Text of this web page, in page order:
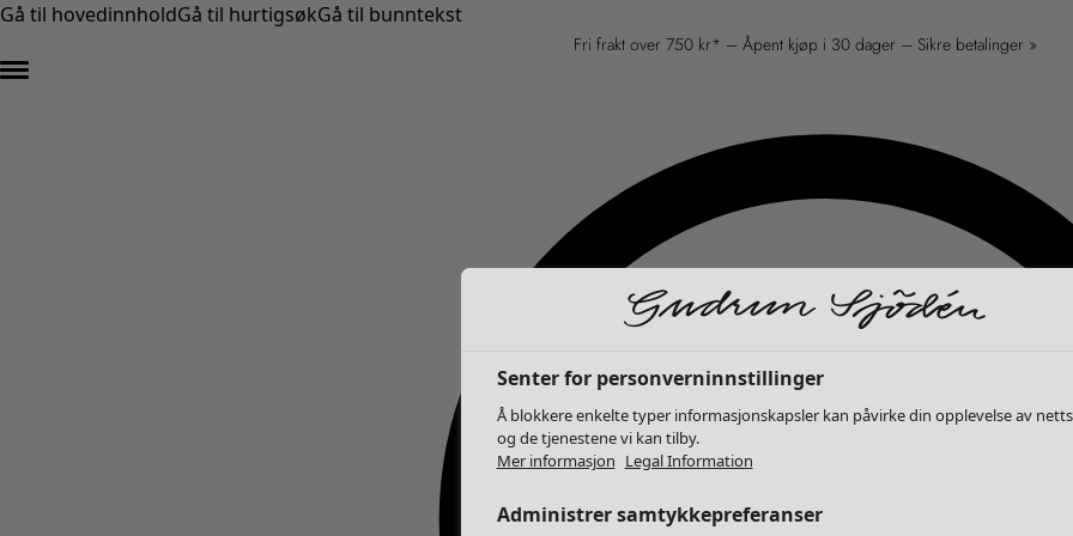
Gå til hovedinnholdGå til hurtigsøkGå til bunntekst
Fri frakt over 750 kr* – Åpent kjøp i 30 dager – Sikre betalinger »
Senter for personverninnstillinger
Å blokkere enkelte typer informasjonskapsler kan påvirke din opplevelse av
og de tjenestene vi kan tilby.
Mer informasjon Legal Information
Administrer samtykkepreferanser